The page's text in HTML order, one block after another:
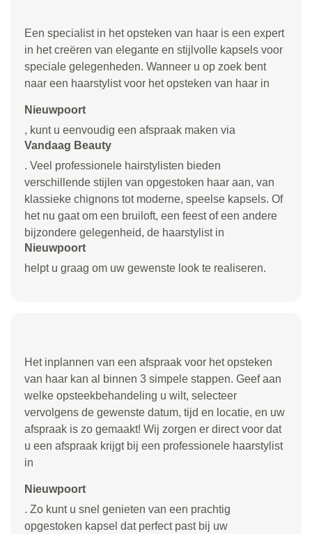
Een specialist in het opsteken van haar is een expert
in het creëren van elegante en stijlvolle kapsels voor
speciale gelegenheden. Wanneer u op zoek bent
naar een haarstylist voor het opsteken van haar in
Nieuwpoort
, kunt u eenvoudig een afspraak maken via
Vandaag Beauty
. Veel professionele hairstylisten bieden
verschillende stijlen van opgestoken haar aan, van
klassieke chignons tot moderne, speelse kapsels. Of
het nu gaat om een bruiloft, een feest of een andere
bijzondere gelegenheid, de haarstylist in
Nieuwpoort
helpt u graag om uw gewenste look te realiseren.
Het inplannen van een afspraak voor het opsteken
van haar kan al binnen 3 simpele stappen. Geef aan
welke opsteekbehandeling u wilt, selecteer
vervolgens de gewenste datum, tijd en locatie, en uw
afspraak is zo gemaakt! Wij zorgen er direct voor dat
u een afspraak krijgt bij een professionele haarstylist
in
Nieuwpoort
. Zo kunt u snel genieten van een prachtig
opgestoken kapsel dat perfect past bij uw